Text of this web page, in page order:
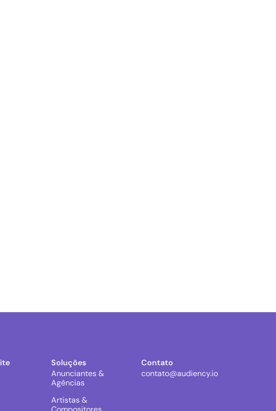
Soluções
Anunciantes &
Agências
Artistas &
Contato
contato@audiency.io